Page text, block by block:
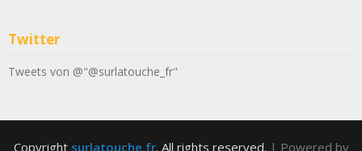
Twitter
Tweets von @"@surlatouche_fr"
Copyright surlatouche.fr. All rights reserved. | Powered by